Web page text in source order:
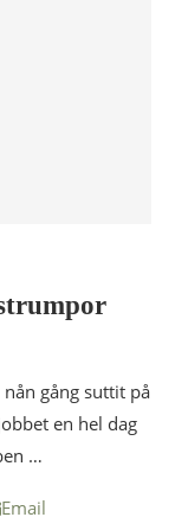
gång suttit på
en hel dag
…
Email